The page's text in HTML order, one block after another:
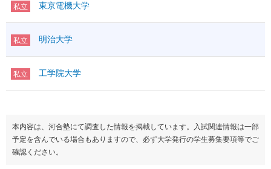
私立 東京電機大学
私立 明治大学
私立 工学院大学
本内容は、河合塾にて調査した情報を掲載しています。入試関連情報は一部
予定を含んでいる場合もありますので、必ず大学発行の学生募集要項等でご
確認ください。